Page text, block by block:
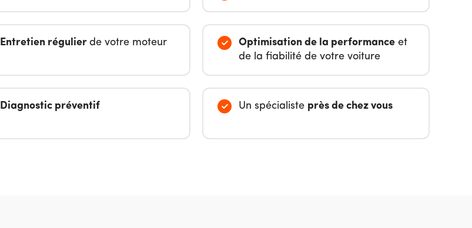
Entretien régulier de votre moteur Optimisation de la performance et
de la fiabilité de votre voiture
Diagnostic préventif Un spécialiste près de chez vous